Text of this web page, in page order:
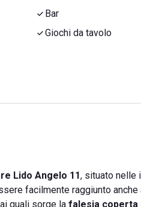
Bar
Giochi da tavolo
Lido Angelo 11, situato nelle
facilmente raggiunto
quali sorge la falesia coperta